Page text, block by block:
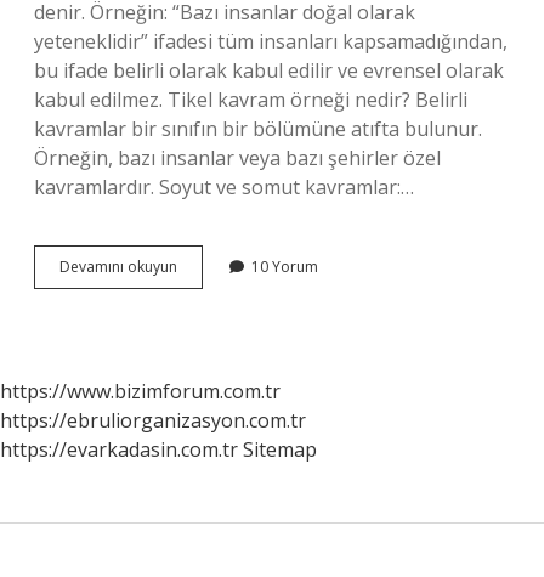
denir. Örneğin: “Bazı insanlar doğal olarak
yeteneklidir” ifadesi tüm insanları kapsamadığından,
bu ifade belirli olarak kabul edilir ve evrensel olarak
kabul edilmez. Tikel kavram örneği nedir? Belirli
kavramlar bir sınıfın bir bölümüne atıfta bulunur.
Örneğin, bazı insanlar veya bazı şehirler özel
kavramlardır. Soyut ve somut kavramlar:…
Devamını okuyun
Bir
10 Yorum
https://www.bizimforum.com.tr
https://ebruliorganizasyon.com.tr
https://evarkadasin.com.trSitemap